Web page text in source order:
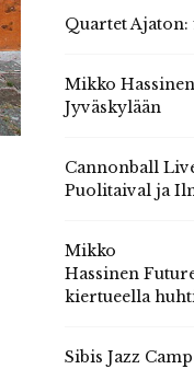
Quartet Ajaton:
Mikko
Jyväskylään
Cannonball
Puolitaival ja
Mikko
Hassinen
kiertueella
Sibis Jazz